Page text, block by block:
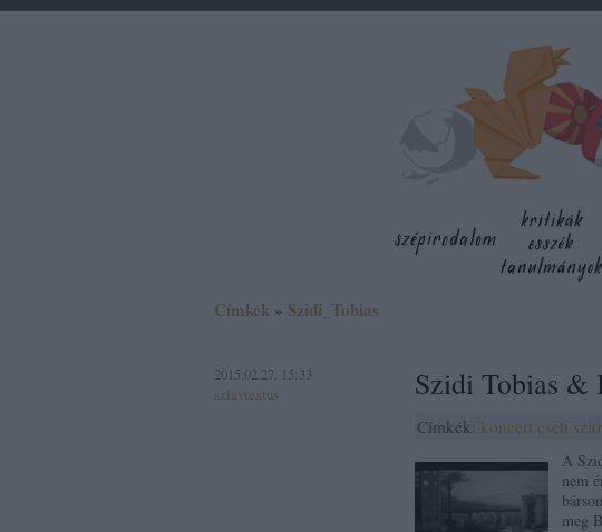
Címkék » Szidi_Tobias
2015.02.27. 15:33
szlavtextus
Szidi Tobias &
Címkék: koncert cseh
A
nem
meg